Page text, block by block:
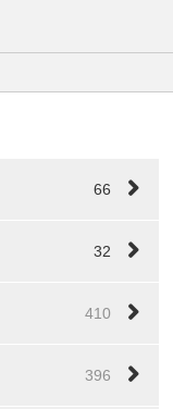
66
32
410
396